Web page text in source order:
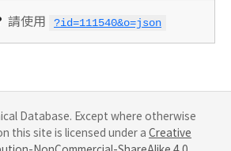
請使用 ?id=111540&o=json
Database. Except where otherwise
this site is licensed under a Creative